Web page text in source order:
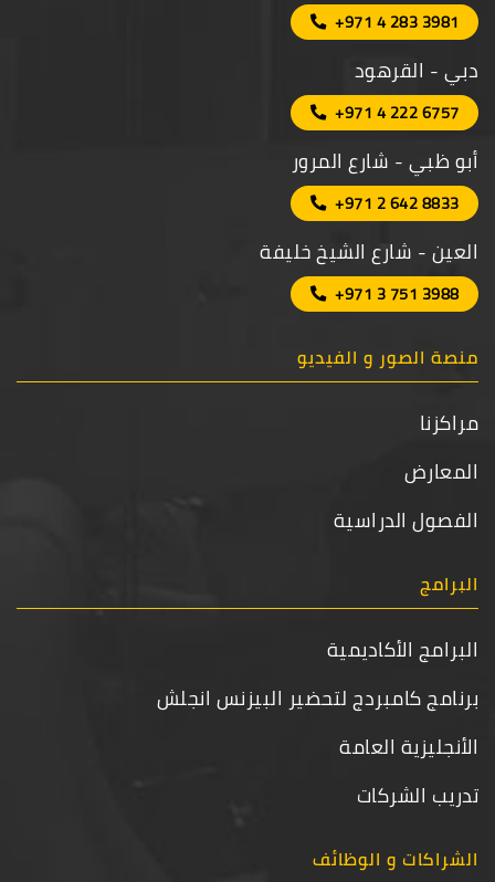
+971 4 283 3981
دبي - القرهود
+971 4 222 6757
أبو ظبي - شارع المرور
+971 2 642 8833
العين - شارع الشيخ خليفة
+971 3 751 3988
منصة الصور و الفيديو
مراكزنا
المعارض
الفصول الدراسية
البرامج
البرامج الأكاديمية
برنامج كامبردج لتحضير البيزنس انجلش
الأنجليزية العامة
تدريب الشركات
الشراكات و الوظائف